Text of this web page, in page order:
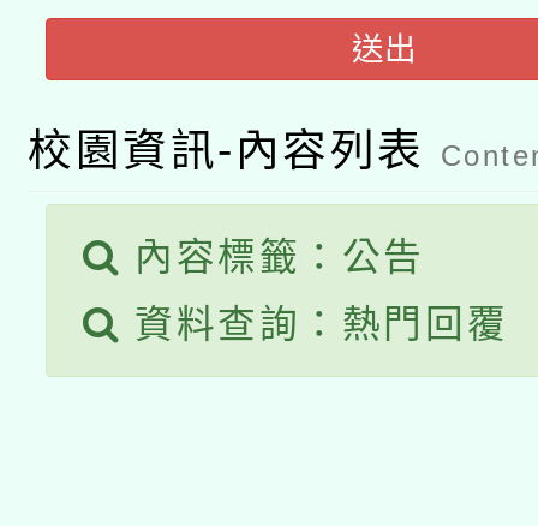
「數位內容與教學軟體
pilot」
有關大陸委員會函釋公
薪期間赴陸應申請許可
轉知經濟部水利署委託
業技術研究院辦理「
用水績優單位及節水達
動」
115年8月22日(星期六
桃園市孔廟祈福系列
開 智慧啟航」
2026年桃園地景藝術
送出
校園資訊-內容列表
內容標籤：公告
資料查詢：熱門回覆